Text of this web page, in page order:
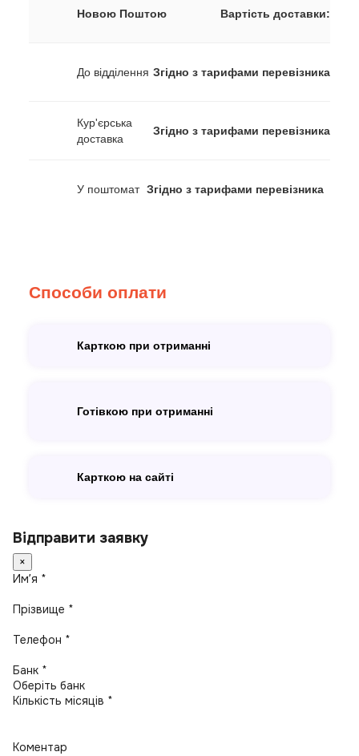
Новою Поштою Вартість доставки:
До відділення Згідно з тарифами перевізника
Кур'єрська
доставка
Згідно з тарифами перевізника
У поштомат Згідно з тарифами перевізника
Способи оплати
Карткою при отриманні
Готівкою при отриманні
Карткою на сайті
Відправити заявку
×
Имʼя *
Прізвище *
Телефон *
Банк *
Кількість місяців *
Коментар